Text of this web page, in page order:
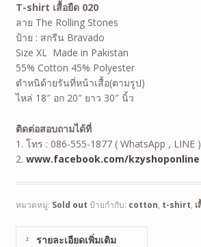
T-shirt เสื้อยืด 020
ลาย The Rolling Stones
ป้าย : สกรีน Bravado
Size XL Made in Pakistan
55% Cotton 45% Polyester
ตำหนิด้ายรันที่หน้าเสื้อ(ตามรูป)
ไหล่ 18″ อก 20″ ยาว 30″ นิ้ว
ติดต่อสอบถามได้ที่
1. โทร : 086-555-1877 ( WhatsApp , LINE )
2. www.facebook.com/kzyshoponline
หมวดหมู่: Sold out ป้ายกำกับ: cotton, t-shirt,
รายละเอียดเพิ่มเติม